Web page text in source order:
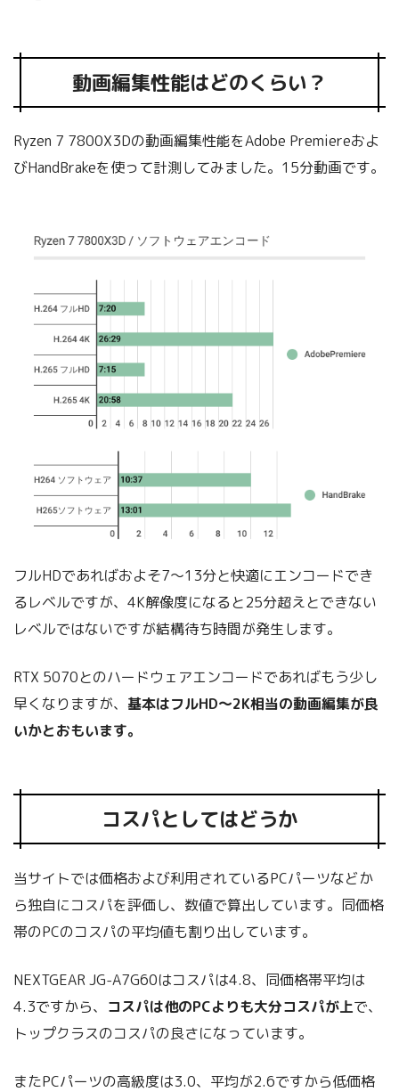
動画編集性能はどのくらい？
Ryzen 7 7800X3Dの動画編集性能をAdobe Premiereおよ
びHandBrakeを使って計測してみました。15分動画です。
フルHDであればおよそ7～13分と快適にエンコードでき
るレベルですが、4K解像度になると25分超えとできない
レベルではないですが結構待ち時間が発生します。
RTX 5070とのハードウェアエンコードであればもう少し
早くなりますが、 基本はフルHD～2K相当の動画編集が良
いかとおもいます。
コスパとしてはどうか
当サイトでは価格および利用されているPCパーツなどか
ら独自にコスパを評価し、数値で算出しています。同価格
帯のPCのコスパの平均値も割り出しています。
NEXTGEAR JG-A7G60はコスパは4.8、同価格帯平均は
4.3ですから、 コスパは他のPCよりも大分コスパが上で、
トップクラスのコスパの良さになっています。
またPCパーツの高級度は3.0、平均が2.6ですから低価格